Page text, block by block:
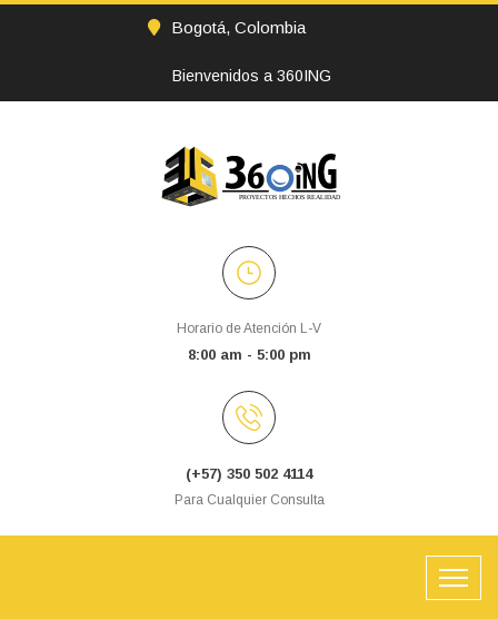
Bogotá, Colombia
Bienvenidos a 360ING
Horario de Atención L-V
8:00 am - 5:00 pm
(+57) 350 502 4114
Para Cualquier Consulta